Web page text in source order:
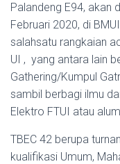
Palandeng E94, akan
Februari 2020, di
salahsatu rangkaian
UI , yang antara lain
Gathering/Kumpul
sambil berbagi ilmu
Elektro FTUI atau
TBEC 42 berupa
kualifikasi Umum,